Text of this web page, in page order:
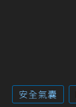
安全氣囊